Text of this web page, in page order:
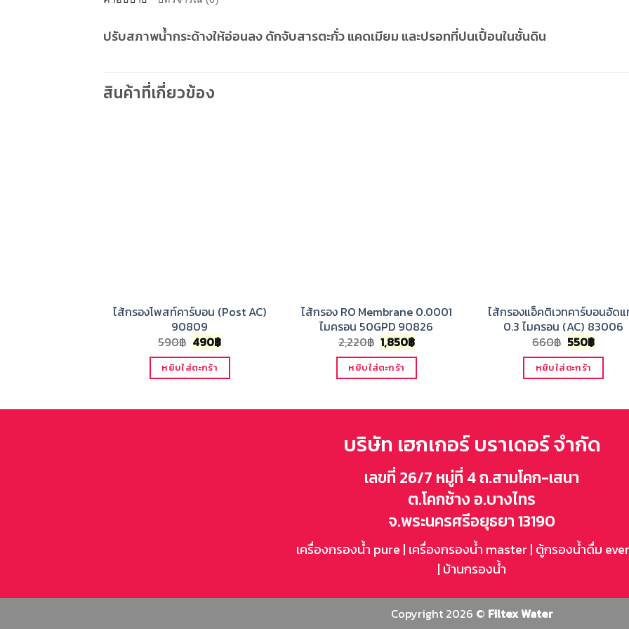
ปรับสภาพน้ำกระด้างให้อ่อนลง ดักจับสารตะกั่ว แคดเมียม และปรอทที่ปนเปื้อนในชั้นดิน
สินค้าที่เกี่ยวข้อง
ไส้กรองโพสท์คาร์บอน (Post AC)
90809
590฿ Original
price
was:
590฿.
490฿Current
price
is:
490฿.
หยิบใส่ตะกร้า
ไส้กรอง RO Membrane 0.0001
ไมครอน 50GPD 90826
2,220฿ Original
price
was:
2,220฿.
1,850฿Current
price
is:
1,850฿.
หยิบใส่ตะกร้า
ไส้กรองแอ็คติเวทคาร์บอนอัด
0.3 ไมครอน (AC) 83006
660฿ Original
price
was:
660฿.
550฿Current
price
is:
550฿.
หยิบใส่ตะกร้า
บริษัท เฮกเกอร์ บราเดอร์ จำกัด
เลขที่ 26/7 หมู่ที่ 4 ถ.สามโคก-เสนา
ต.โคกช้าง อ.บางไทร
จ.พระนครศรีอยุธยา 13190
เครื่องกรองน้ำ pure | เครื่องกรองน้ำ master | ตู้กรองน้ำดื่ม
| บ้านกรองน้ำ
Copyright 2026 © Filtex Water